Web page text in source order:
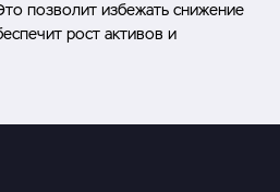
позволит избежать снижение
рост активов и